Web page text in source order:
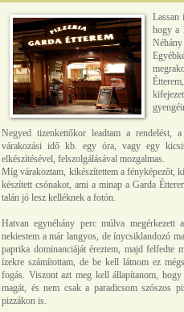
Lassan
hogy a
Negyed tizenkettőkor leadtam a rendelést,
várakozási idő kb. egy óra, vagy egy
elkészítésével, felszolgálásával mozgalmas.
Míg várakoztam, kikészítettem a fényképezőt,
készített csónakot, ami a minap a Garda
talán jó lesz kelléknek a fotón.
Hatvan egynéhány perc múlva megérkezett
nekiestem a már langyos, de ínycsiklandozó
paprika dominanciáját éreztem, majd felfedte
ízekre számítottam, de be kell látnom ez
fogás. Viszont azt meg kell állapítanom,
magát, és nem csak a paradicsom szószos
pizzákon is.